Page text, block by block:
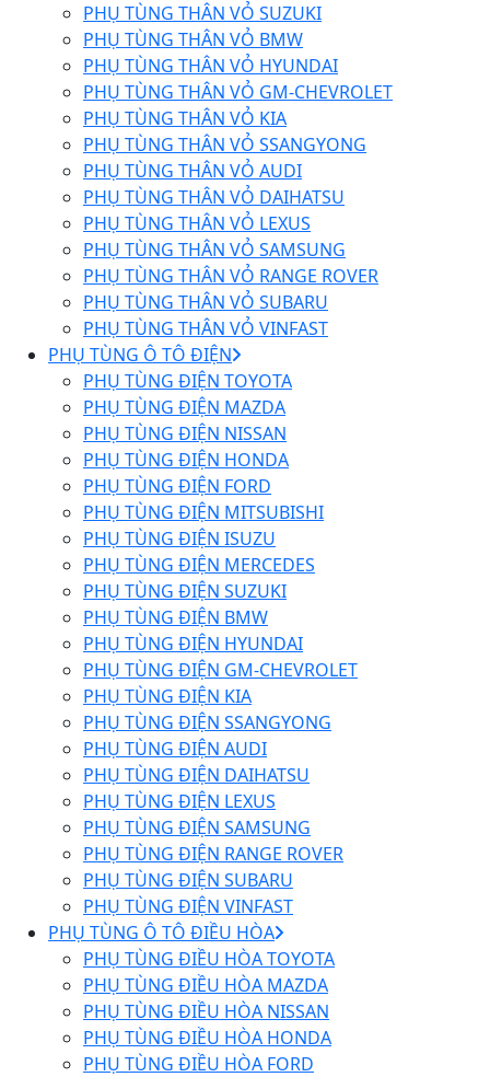
PHỤ TÙNG THÂN VỎ SUZUKI
PHỤ TÙNG THÂN VỎ BMW
PHỤ TÙNG THÂN VỎ HYUNDAI
PHỤ TÙNG THÂN VỎ GM-CHEVROLET
PHỤ TÙNG THÂN VỎ KIA
PHỤ TÙNG THÂN VỎ SSANGYONG
PHỤ TÙNG THÂN VỎ AUDI
PHỤ TÙNG THÂN VỎ DAIHATSU
PHỤ TÙNG THÂN VỎ LEXUS
PHỤ TÙNG THÂN VỎ SAMSUNG
PHỤ TÙNG THÂN VỎ RANGE ROVER
PHỤ TÙNG THÂN VỎ SUBARU
PHỤ TÙNG THÂN VỎ VINFAST
PHỤ TÙNG Ô TÔ ĐIỆN
PHỤ TÙNG ĐIỆN TOYOTA
PHỤ TÙNG ĐIỆN MAZDA
PHỤ TÙNG ĐIỆN NISSAN
PHỤ TÙNG ĐIỆN HONDA
PHỤ TÙNG ĐIỆN FORD
PHỤ TÙNG ĐIỆN MITSUBISHI
PHỤ TÙNG ĐIỆN ISUZU
PHỤ TÙNG ĐIỆN MERCEDES
PHỤ TÙNG ĐIỆN SUZUKI
PHỤ TÙNG ĐIỆN BMW
PHỤ TÙNG ĐIỆN HYUNDAI
PHỤ TÙNG ĐIỆN GM-CHEVROLET
PHỤ TÙNG ĐIỆN KIA
PHỤ TÙNG ĐIỆN SSANGYONG
PHỤ TÙNG ĐIỆN AUDI
PHỤ TÙNG ĐIỆN DAIHATSU
PHỤ TÙNG ĐIỆN LEXUS
PHỤ TÙNG ĐIỆN SAMSUNG
PHỤ TÙNG ĐIỆN RANGE ROVER
PHỤ TÙNG ĐIỆN SUBARU
PHỤ TÙNG ĐIỆN VINFAST
PHỤ TÙNG Ô TÔ ĐIỀU HÒA
PHỤ TÙNG ĐIỀU HÒA TOYOTA
PHỤ TÙNG ĐIỀU HÒA MAZDA
PHỤ TÙNG ĐIỀU HÒA NISSAN
PHỤ TÙNG ĐIỀU HÒA HONDA
PHỤ TÙNG ĐIỀU HÒA FORD